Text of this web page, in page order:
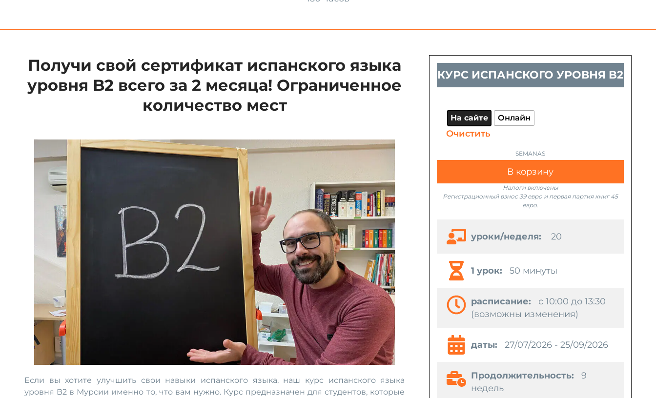
Получи свой сертификат испанского языка
уровня B2 всего за 2 месяца! Ограниченное
количество мест
Если вы хотите улучшить свои навыки испанского языка, наш курс испанского языка
уровня B2 в Мурсии именно то, что вам нужно. Курс предназначен для студентов, которые
КУРС ИСПАНСКОГО УРОВНЯ B2
На сайте Онлайн
Очистить
В корзину
Налоги включены
Регистрационный взнос 39 евро и первая партия книг 45
евро.
уроки/неделя: 20
1 урок: 50 минуты
pасписание:
с 10:00 до 13:30
(возможны изменения)
даты: 27/07/2026 - 25/09/2026
Продолжительность:
9
недель